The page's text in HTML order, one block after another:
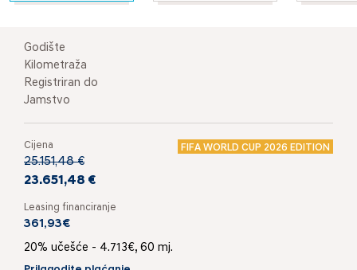
Godište
Kilometraža
Registriran do
Jamstvo
Cijena FIFA WORLD CUP 2026 EDITION
25.151,48 €
23.651,48 €
Leasing financiranje
361,93€
20% učešće - 4.713€, 60 mj.